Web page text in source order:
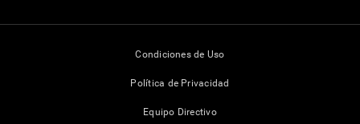
Condiciones de Uso
Política de Privacidad
Equipo Directivo